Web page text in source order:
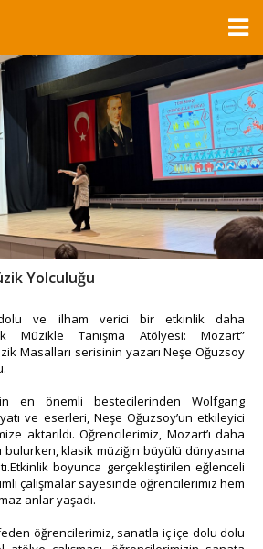
Yolculuğu
ve ilham verici bir etkinlik daha
Müzikle Tanışma Atölyesi: Mozart”
Masalları serisinin yazarı Neşe Oğuzsoy
en önemli bestecilerinden Wolfgang
ve eserleri, Neşe Oğuzsoy’un etkileyici
aktarıldı. Öğrencilerimiz, Mozart’ı daha
bulurken, klasik müziğin büyülü dünyasına
boyunca gerçekleştirilen eğlenceli
çalışmalar sayesinde öğrencilerimiz hem
anlar yaşadı.
öğrencilerimiz, sanatla iç içe dolu dolu